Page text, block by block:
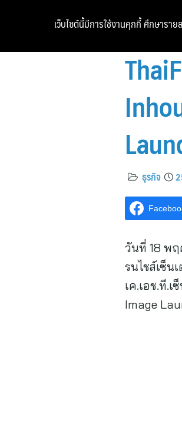
ธุรกิจ
วันที่ 18 พ
รนไชส์เซ็
เค.เอช.ที.
Image
เว็บไซต์นี้มีการใช้งานคุกกี้ ศึกษาราย